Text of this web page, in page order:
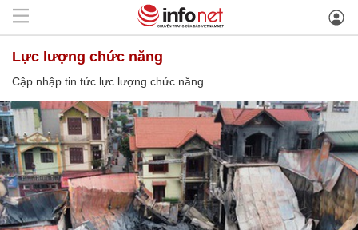
lực lượng chức năng
Cập nhập tin tức lực lượng chức năng